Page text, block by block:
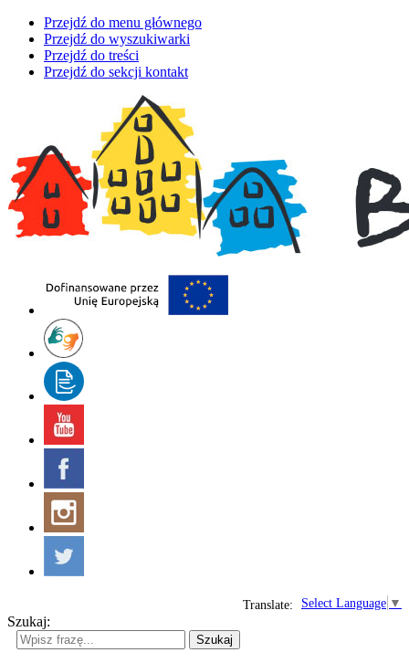
Przejdź do menu głównego
Przejdź do wyszukiwarki
Przejdź do treści
Przejdź do sekcji kontakt
Select Language ▼
Translate:
Szukaj:
Szukaj